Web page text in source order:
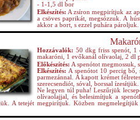
- 1-1,5 dl bor
Elkészítés: A zsíron megpirítjuk az
a csöves paprikát, megsózzuk. A
akkor a bort, s ezzel puhára pároljuk.
Hozzávalók: 50 dkg friss spenót, 1
makaróni, 1 evőkanál olívaolaj, 2 dl
Előkészítés: A spenótot megmossuk,
Elkészítés: A spenótot 10 percig
parmezánnal. A kapott krémet
szerecsendiót, sóval, borssal
Ne legyen túl puha! Leszűrjük
olívaolajjal, és belesimítjuk a
A tetejét megpirítjuk. Közben megmelegítjük